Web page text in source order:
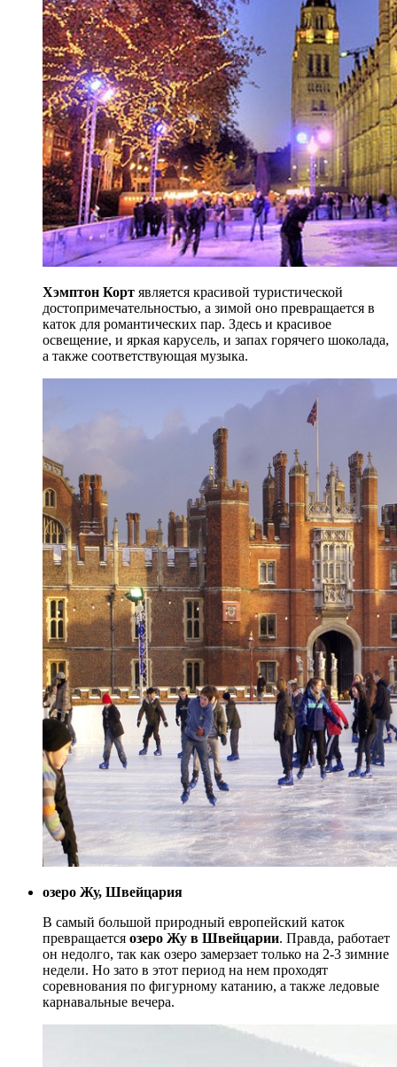
Хэмптон Корт является красивой туристической
достопримечательностью, а зимой оно превращается в
каток для романтических пар. Здесь и красивое
освещение, и яркая карусель, и запах горячего шоколада,
а также соответствующая музыка.
озеро Жу, Швейцария
В самый большой природный европейский каток
превращается озеро Жу в Швейцарии. Правда, работает
он недолго, так как озеро замерзает только на 2-3 зимние
недели. Но зато в этот период на нем проходят
соревнования по фигурному катанию, а также ледовые
карнавальные вечера.